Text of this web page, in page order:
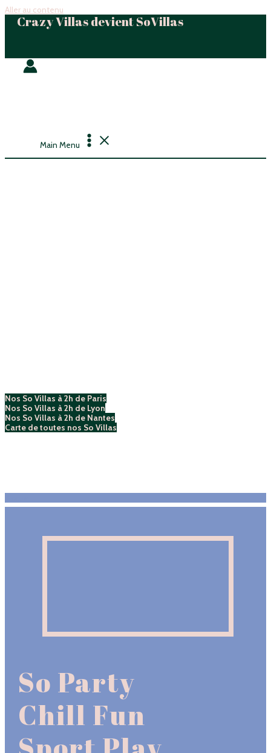
Aller au contenu
Crazy Villas devient SoVillas
Main Menu
Nos So Villas à 2h de Paris
Nos So Villas à 2h de Lyon
Nos So Villas à 2h de Nantes
Carte de toutes nos So Villas
So Party
Chill Fun